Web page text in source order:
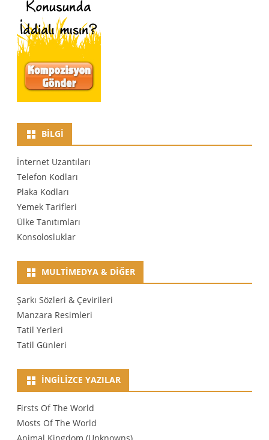
BILGI
İnternet Uzantıları
Telefon Kodları
Plaka Kodları
Yemek Tarifleri
Ülke Tanıtımları
Konsolosluklar
MULTIMEDYA & DIĞER
Şarkı Sözleri & Çevirileri
Manzara Resimleri
Tatil Yerleri
Tatil Günleri
İNGILIZCE YAZILAR
Firsts Of The World
Mosts Of The World